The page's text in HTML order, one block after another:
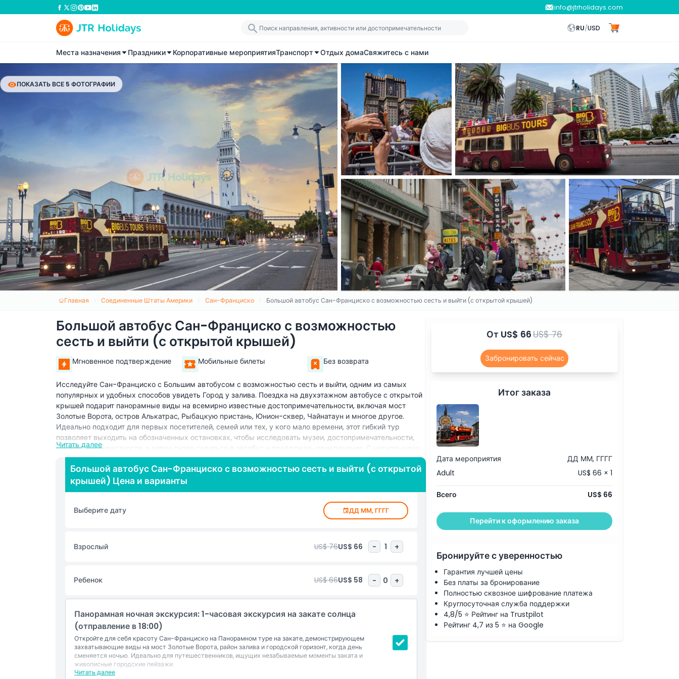
info@jtrholidays.com
RU/USD
Места назначения Праздники Корпоративные мероприятияТранспорт Отдых домаСвяжитесь с нами
ПОКАЗАТЬ ВСЕ 5 ФОТОГРАФИИ
Главная Соединенные Штаты Америки Сан-Франциско Большой автобус Сан-Франциско с возможностью сесть и выйти (с открытой крышей)
Большой автобус Сан-Франциско с возможностью
сесть и выйти (с открытой крышей)
Мгновенное подтверждение Мобильные билеты Без возврата
Исследуйте Сан-Франциско с Большим автобусом с возможностью сесть и выйти, одним из самых
популярных и удобных способов увидеть Город у залива. Поездка на двухэтажном автобусе с открытой
крышей подарит панорамные виды на всемирно известные достопримечательности, включая мост
Золотые Ворота, остров Алькатрас, Рыбацкую пристань, Юнион-сквер, Чайнатаун и многое другое.
Идеально подходит для первых посетителей, семей или тех, у кого мало времени, этот гибкий тур
позволяет выходить на обозначенных остановках, чтобы исследовать музеи, достопримечательности,
магазины и окрестности, а затем снова садиться в автобус и продолжать приключение. С несколькими
маршрутами и удобно расположенными остановками навигация по Сан-Франциско становится легкой и
приятной. По пути слушайте увлекательные аудиокомментарии, наполненные интересной историей и
культурными сведениями о архитектуре города, достопримечательностях и оживленных районах. От
пересечения моста Золотые Ворота до любования Расписанными дамами — каждое место
обеспечивает потрясающие виды. Предлагая отличное соотношение цены и качества, тур Большого
автобуса — это веселый и беззаботный способ познакомиться с Сан-Франциско. Забронируйте билеты
Включено
Политика в отношении детей и взрослых
Вещи, которые нужно знать
Местоположение
Читать далее
Большой автобус Сан-Франциско с возможностью сесть и выйти (с открытой
крышей) Цена и варианты
Выберите дату ДД ММ, ГГГГ
Взрослый US$ 76US$ 66 - 1 +
Ребенок US$ 66US$ 58 - 0 +
Панорамная ночная экскурсия: 1-часовая экскурсия на закате солнца
(отправление в 18:00)
Откройте для себя красоту Сан-Франциско на Панорамном туре на закате, демонстрирующем
захватывающие виды на мост Золотые Ворота, район залива и городской горизонт, когда день
сменяется ночью. Идеально для путешественников, ищущих незабываемые моменты заката и
живописные городские пейзажи.
Читать далее
Не включено
От US$ 66US$ 76
Забронировать сейчас
Итог заказа
Дата мероприятия
ДД ММ, ГГГГ
Adult
US$ 66 × 1
Всего US$ 66
Перейти к оформлению заказа
Бронируйте с уверенностью
Гарантия лучшей цены
Без платы за бронирование
Полностью сквозное шифрование платежа
Круглосуточная служба поддержки
4,8/5 ⭐ Рейтинг на Trustpilot
Рейтинг 4,7 из 5 ⭐ на Google